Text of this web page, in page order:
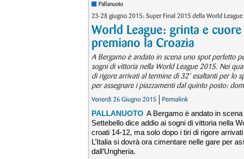
Pallanuoto
23-28 giugno 2015: Super Final 2015 della World
World League: grinta e
premiano la Croazia
A Bergamo è andato in scena uno spot perfetto
sogni di vittoria nella World League 2015. Nei
di rigore arrivati al termine di 32’ esaltanti per lo
per assegnare i piazzamenti dal quinto posto:
Venerdì 26 Giugno 2015 Permalink
PALLANUOTO A Bergamo è andato in
Settebello dice addio ai sogni di vittoria nella
croati 14-12, ma solo dopo i tiri di rigore
L’Italia si dovrà ora cimentare nelle gare per
dall’Ungheria.